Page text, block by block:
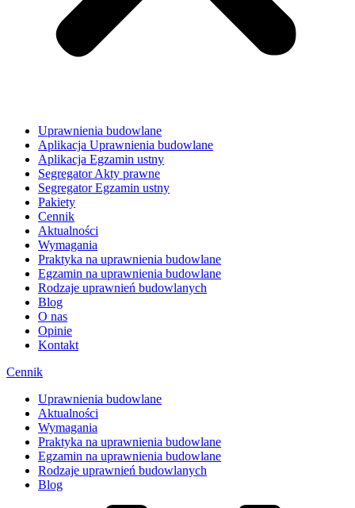
Uprawnienia budowlane
Aplikacja Uprawnienia budowlane
Aplikacja Egzamin ustny
Segregator Akty prawne
Segregator Egzamin ustny
Pakiety
Cennik
Aktualności
Wymagania
Praktyka na uprawnienia budowlane
Egzamin na uprawnienia budowlane
Rodzaje uprawnień budowlanych
Blog
O nas
Opinie
Kontakt
Cennik
Uprawnienia budowlane
Aktualności
Wymagania
Praktyka na uprawnienia budowlane
Egzamin na uprawnienia budowlane
Rodzaje uprawnień budowlanych
Blog